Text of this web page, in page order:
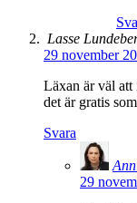
Lasse
29 november
Läxan är väl
det är gratis
Svara
29